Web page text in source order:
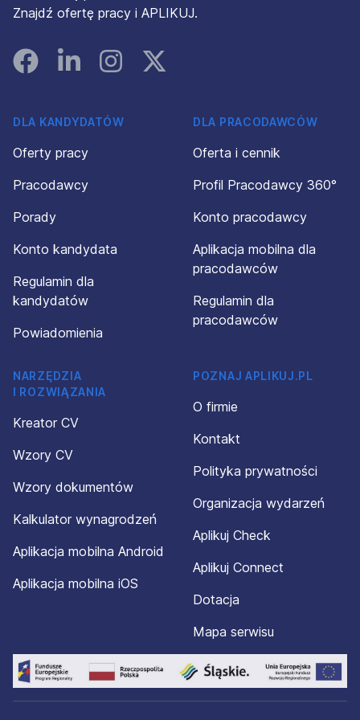
Znajdź ofertę pracy i APLIKUJ.
FacebookLinked InInstagramInstagram
DLA KANDYDATÓW
Oferty pracy
Pracodawcy
Porady
Konto kandydata
Regulamin dla
kandydatów
Powiadomienia
DLA PRACODAWCÓW
Oferta i cennik
Profil Pracodawcy 360°
Konto pracodawcy
Aplikacja mobilna dla
pracodawców
Regulamin dla
pracodawców
NARZĘDZIA
I ROZWIĄZANIA
Kreator CV
Wzory CV
Wzory dokumentów
Kalkulator wynagrodzeń
Aplikacja mobilna Android
Aplikacja mobilna iOS
POZNAJ APLIKUJ.PL
O firmie
Kontakt
Polityka prywatności
Organizacja wydarzeń
Aplikuj Check
Aplikuj Connect
Dotacja
Mapa serwisu